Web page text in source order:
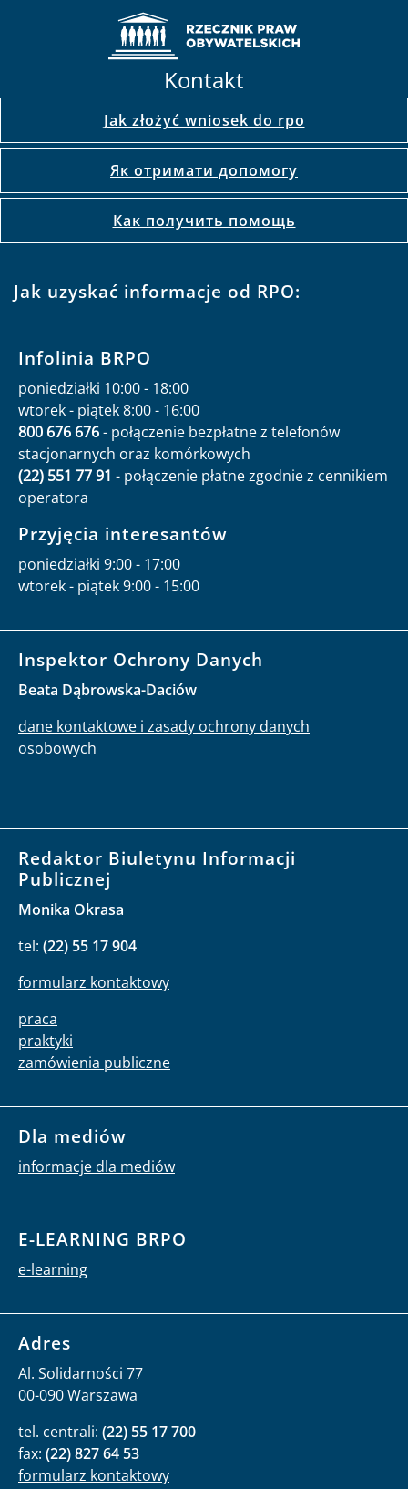
Kontakt
Jak złożyć wniosek do rpo
Як отримати допомогу
Как получить помощь
Jak uzyskać informacje od RPO:
Infolinia BRPO
poniedziałki 10:00 - 18:00
wtorek - piątek 8:00 - 16:00
800 676 676- połączenie bezpłatne z telefonów
stacjonarnych oraz komórkowych
(22) 551 77 91 - połączenie płatne zgodnie z cennikiem
operatora
Przyjęcia interesantów
poniedziałki 9:00 - 17:00
wtorek - piątek 9:00 - 15:00
Inspektor Ochrony Danych
Beata Dąbrowska-Daciów
dane kontaktowe i zasady ochrony danych
osobowych
Redaktor Biuletynu Informacji
Publicznej
Monika Okrasa
tel: (22) 55 17 904
formularz kontaktowy
praca
praktyki
zamówienia publiczne
Dla mediów
informacje dla mediów
E-LEARNING BRPO
e-learning
Adres
Al. Solidarności 77
00-090 Warszawa
tel. centrali: (22) 55 17 700
fax: (22) 827 64 53
formularz kontaktowy